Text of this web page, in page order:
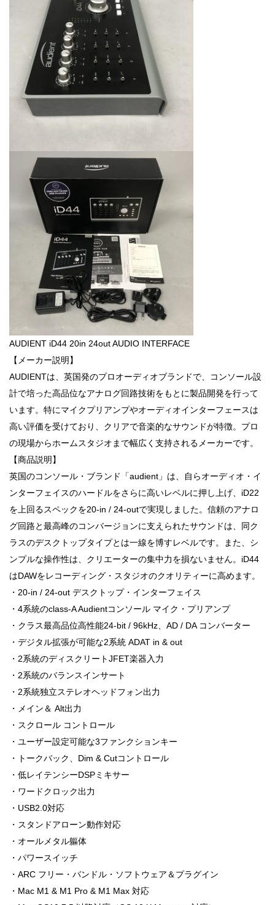
AUDIENT iD44 20in 24out AUDIO INTERFACE
【メーカー説明】
AUDIENTは、英国発のプロオーディオブランドで、コンソール設
計で培った高品位なアナログ回路技術をもとに製品開発を行って
います。特にマイクプリアンプやオーディオインターフェースは
高い評価を受けており、クリアで音楽的なサウンドが特徴。プロ
の現場からホームスタジオまで幅広く支持されるメーカーです。
【商品説明】
英国のコンソール・ブランド「audient」は、自らオーディオ・イ
ンターフェイスのハードルをさらに高いレベルに押し上げ、iD22
を上回るスペックを20-in / 24-outで実現しました。信頼のアナロ
グ回路と最高峰のコンバージョンに支えられたサウンドは、同ク
ラスのデスクトップタイプとは一線を博すレベルです。また、シ
ンプルな操作性は、クリエーターの集中力を損ないません。iD44
はDAWをレコーディング・スタジオのクオリティーに高めます。
・20-in / 24-out デスクトップ・インターフェイス
・4系統のclass-A Audientコンソール マイク・プリアンプ
・クラス最高品位高性能24-bit / 96kHz、AD / DA コンバーター
・デジタル拡張が可能な2系統 ADAT in & out
・2系統のディスクリートJFET楽器入力
・2系統のバランスインサート
・2系統独立ステレオヘッドフォン出力
・メイン＆ Alt出力
・スクロール コントロール
・ユーザー設定可能な3ファンクションキー
・トークバック、Dim & Cutコントロール
・低レイテンシーDSPミキサー
・ワードクロック出力
・USB2.0対応
・スタンドアローン動作対応
・オールメタル軀体
・パワースイッチ
・ARC フリー・バンドル・ソフトウェア＆プラグイン
・Mac M1 & M1 Pro & M1 Max 対応